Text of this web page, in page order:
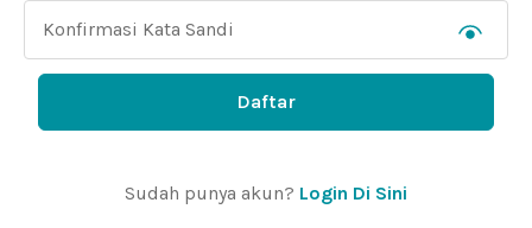
Daftar
Sudah punya akun? Login Di Sini